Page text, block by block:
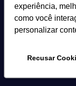
experiência,
como você
personalizar
Recusar
experiência,
como você
personalizar
Recusar
© 2024 SIEG
reservados |